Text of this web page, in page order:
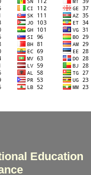
Education